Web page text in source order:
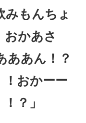
みもんちょ
おかあさ
ああん！？
！おかーー
？」